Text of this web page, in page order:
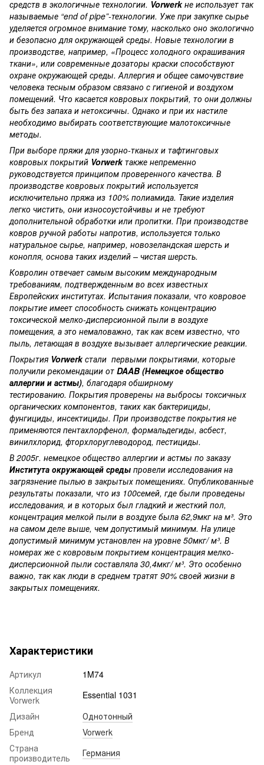
средств в экологичные технологии. Vorwerkне использует так
называемые “end of pipe”-технологии. Уже при закупке сырье
уделяется огромное внимание тому, насколько оно экологично
и безопасно для окружающей среды. Новые технологии в
производстве, например, «Процесс холодного окрашивания
ткани», или современные дозаторы краски способствуют
охране окружающей среды. Аллергия и общее самочувствие
человека тесным образом связано с гигиеной и воздухом
помещений. Что касается ковровых покрытий, то они должны
быть без запаха и нетоксичны. Однако и при их настиле
необходимо выбирать соответствующие малотоксичные
методы.
При выборе пряжи для узорно-тканых и тафтинговых
ковровых покрытий Vorwerkтакже непременно
руководствуется принципом проверенного качества. В
производстве ковровых покрытий используется
исключительно пряжа из 100% полиамида. Такие изделия
легко чистить, они износоустойчивы и не требуют
дополнительной обработки или пропитки. При производстве
ковров ручной работы напротив, используется только
натуральное сырье, например, новозеландская шерсть и
конопля, основа таких изделий – чистая шерсть.
Ковролин отвечает самым высоким международным
требованиям, подтвержденным во всех известных
Европейских институтах. Испытания показали, что ковровое
покрытие имеет способность снижать концентрацию
токсической мелко-дисперсионной пыли в воздухе
помещения, а это немаловажно, так как всем известно, что
пыль, летающая в воздухе вызывает аллергические реакции.
Покрытия Vorwerkстали первыми покрытиями, которые
получили рекомендации от DAAB (Немецкое общество
аллергии и астмы), благодаря обширному
тестированию. Покрытия проверены на выбросы токсичных
органических компонентов, таких как бактерициды,
фунгициды, инсектициды. При производстве покрытия не
применяются пентахлорфенол, формальдегиды, асбест,
винилхлорид, фторхлоруглеводород, пестициды.
В 2005г. немецкое общество аллергии и астмы по заказу
Института окружающей среды провели исследования на
загрязнение пылью в закрытых помещениях. Опубликованные
результаты показали, что из 100семей, где были проведены
исследования, и в которых был гладкий и жесткий пол,
концентрация мелкой пыли в воздухе была 62,9мкг на м³. Это
на самом деле выше, чем допустимый минимум. На улице
допустимый минимум установлен на уровне 50мкг/ м³. В
номерах же с ковровым покрытием концентрация мелко-
дисперсионной пыли составляла 30,4мкг/ м³. Это особенно
важно, так как люди в среднем тратят 90% своей жизни в
закрытых помещениях.
Характеристики
Артикул
1M74
Коллекция
Vorwerk
Essential 1031
Дизайн
Однотонный
Бренд
Vorwerk
Страна
производитель
Германия